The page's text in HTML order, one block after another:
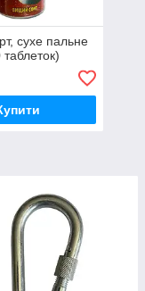
сухе пальне
таблеток)